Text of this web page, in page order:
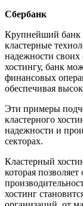
Сбербанк
Крупнейший банк
кластерные
надежности своих
хостингу, банк
финансовых
обеспечивая
Эти примеры
кластерного
надежности и
секторах.
Кластерный
которая
хостинг